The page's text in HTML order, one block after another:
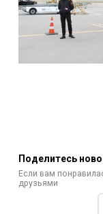
Поделитесь
Если вам
друзьями